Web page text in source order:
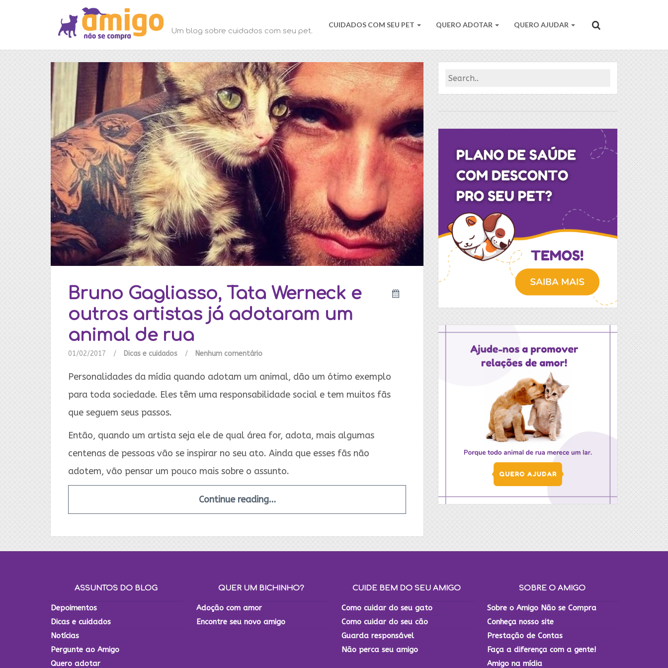
Um blog sobre cuidados com seu pet.
CUIDADOS COM SEU PET QUERO ADOTAR QUERO AJUDAR
Bruno Gagliasso, Tata Werneck e
outros artistas já adotaram um
animal de rua
01/02/2017 / Dicas e cuidados / Nenhum comentário
Personalidades da mídia quando adotam um animal, dão um ótimo exemplo
para toda sociedade. Eles têm uma responsabilidade social e tem muitos fãs
que seguem seus passos.
Então, quando um artista seja ele de qual área for, adota, mais algumas
centenas de pessoas vão se inspirar no seu ato. Ainda que esses fãs não
adotem, vão pensar um pouco mais sobre o assunto.
Continue reading…
ASSUNTOS DO BLOG
Depoimentos
Dicas e cuidados
Notícias
Pergunte ao Amigo
Quero adotar
QUER UM BICHINHO?
Adoção com amor
Encontre seu novo amigo
CUIDE BEM DO SEU AMIGO
Como cuidar do seu gato
Como cuidar do seu cão
Guarda responsável
Não perca seu amigo
SOBRE O AMIGO
Sobre o Amigo Não se Compra
Conheça nosso site
Prestação de Contas
Faça a diferença com a gente!
Amigo na mídia